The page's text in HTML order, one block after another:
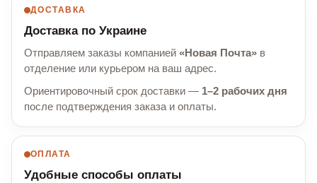
ДОСТАВКА
Доставка по Украине
Отправляем заказы компанией «Новая Почта» в
отделение или курьером на ваш адрес.
Ориентировочный срок доставки — 1–2 рабочих дня
после подтверждения заказа и оплаты.
ОПЛАТА
Удобные способы оплаты